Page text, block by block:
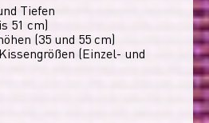
Tiefen
51 cm)
(35 und 55 cm)
(Einzel- und